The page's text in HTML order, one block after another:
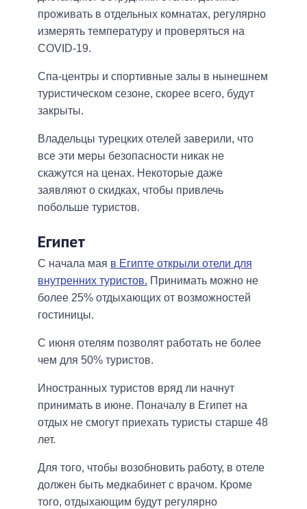
проживать в отдельных комнатах, регулярно
измерять температуру и проверяться на
COVID-19.
Спа-центры и спортивные залы в нынешнем
туристическом сезоне, скорее всего, будут
закрыты.
Владельцы турецких отелей заверили, что
все эти меры безопасности никак не
скажутся на ценах. Некоторые даже
заявляют о скидках, чтобы привлечь
побольше туристов.
Египет
С начала мая в Египте открыли отели для
внутренних туристов. Принимать можно не
более 25% отдыхающих от возможностей
гостиницы.
С июня отелям позволят работать не более
чем для 50% туристов.
Иностранных туристов вряд ли начнут
принимать в июне. Поначалу в Египет на
отдых не смогут приехать туристы старше 48
лет.
Для того, чтобы возобновить работу, в отеле
должен быть медкабинет с врачом. Кроме
того, отдыхающим будут регулярно